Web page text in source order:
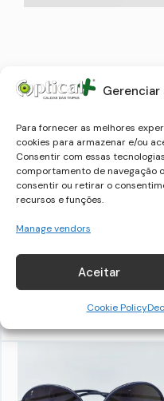
Para fornecer as melhores
cookies para armazenar e/ou
Consentir com essas
comportamento de navegação
consentir ou retirar o
recursos e funções.
Manage vendors
Aceitar
Cookie Policy
Produtos